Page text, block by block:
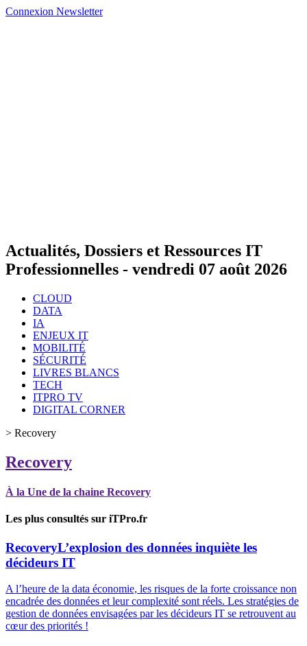
Connexion Newsletter
Actualités, Dossiers et Ressources IT
Professionnelles - vendredi 07 août 2026
CLOUD
DATA
IA
ENJEUX IT
MOBILITÉ
SÉCURITÉ
LIVRES BLANCS
TECH
ITPRO TV
DIGITAL CORNER
> Recovery
Recovery
À la Une de la chaine Recovery
Les plus consultés sur iTPro.fr
RecoveryL’explosion des données inquiète les
décideurs IT
A l’heure de la data économie, les risques de la forte croissance non
encadrée des données et leur complexité sont réels. Les stratégies de
gestion de données envisagées par les décideurs IT se retrouvent au
cœur des priorités !